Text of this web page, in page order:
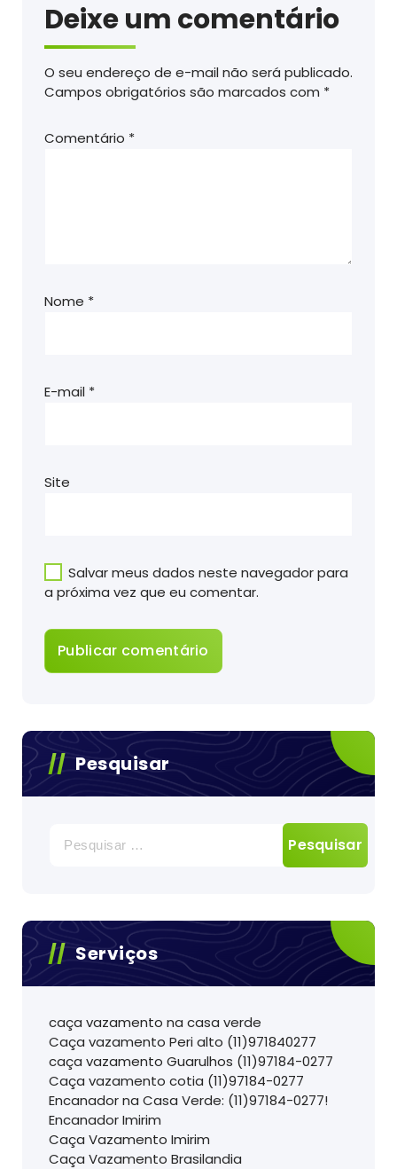
Deixe um comentário
O seu endereço de e-mail não será publicado.
Campos obrigatórios são marcados com *
Comentário *
Nome *
E-mail *
Site
Salvar meus dados neste navegador para
a próxima vez que eu comentar.
Pesquisar
por:
Serviços
caça vazamento na casa verde
Caça vazamento Peri alto (11)971840277
caça vazamento Guarulhos (11)97184-0277
Caça vazamento cotia (11)97184-0277
Encanador na Casa Verde: (11)97184-0277!
Encanador Imirim
Caça Vazamento Imirim
Caça Vazamento Brasilandia